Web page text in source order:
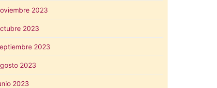
2023
2023
2023
2023
2023